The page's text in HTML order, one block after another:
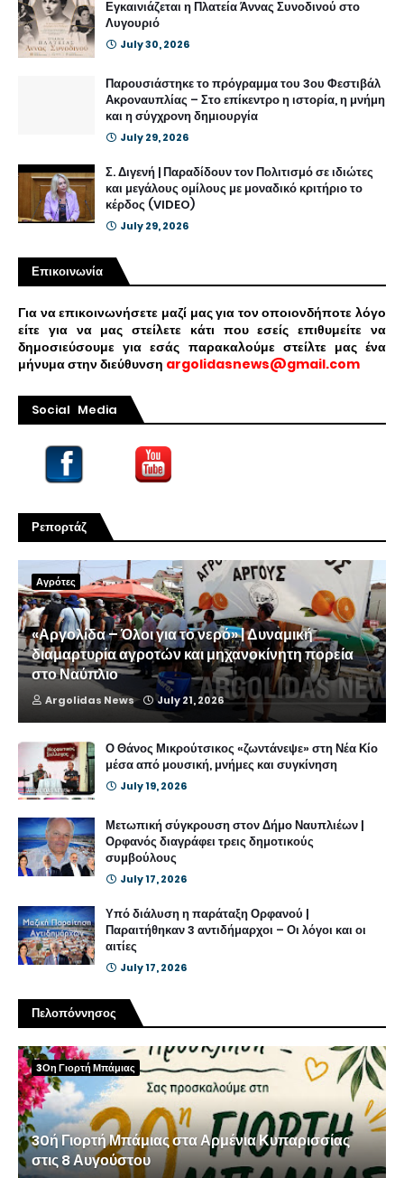
Εγκαινιάζεται η Πλατεία Άννας Συνοδινού στο
Λυγουριό
July 30, 2026
Παρουσιάστηκε το πρόγραμμα του 3ου Φεστιβάλ
Ακροναυπλίας – Στο επίκεντρο η ιστορία, η μνήμη
και η σύγχρονη δημιουργία
July 29, 2026
Σ. Διγενή | Παραδίδουν τον Πολιτισμό σε ιδιώτες
και μεγάλους ομίλους με μοναδικό κριτήριο το
κέρδος (VIDEO)
July 29, 2026
Επικοινωνία
Για να επικοινωνήσετε μαζί μας για τον οποιονδήποτε λόγο
είτε για να μας στείλετε κάτι που εσείς επιθυμείτε να
δημοσιεύσουμε για εσάς παρακαλούμε στείλτε μας ένα
μήνυμα στην διεύθυνση argolidasnews@gmail.com
Social Media
Ρεπορτάζ
Αγρότες
«Αργολίδα – Όλοι για το νερό» | Δυναμική
διαμαρτυρία αγροτών και μηχανοκίνητη πορεία
στο Ναύπλιο
Argolidas News July 21, 2026
Ο Θάνος Μικρούτσικος «ζωντάνεψε» στη Νέα Κίο
μέσα από μουσική, μνήμες και συγκίνηση
July 19, 2026
Μετωπική σύγκρουση στον Δήμο Ναυπλιέων |
Ορφανός διαγράφει τρεις δημοτικούς
συμβούλους
July 17, 2026
Υπό διάλυση η παράταξη Ορφανού |
Παραιτήθηκαν 3 αντιδήμαρχοι – Οι λόγοι και οι
αιτίες
July 17, 2026
Πελοπόννησος
3Οη Γιορτή Μπάμιας
30ή Γιορτή Μπάμιας στα Αρμένια Κυπαρισσίας
στις 8 Αυγούστου